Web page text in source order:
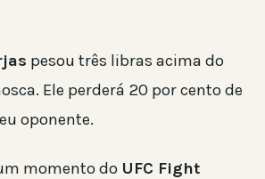
pesou três libras acima do
Ele perderá 20 por cento de
oponente.
momento do UFC Fight